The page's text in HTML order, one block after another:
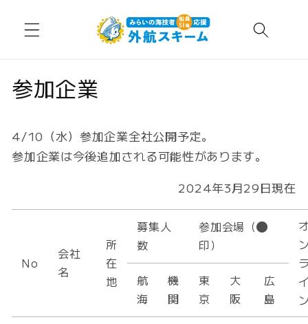
進む
参加企業
4/10（水）参加企業全社公開予定。
参加企業は今後追加される可能性があります。
2024年3月29日現在
No
会社
名
所
在
地
募集人
数
参加会場（
印）
航
海
機
関
東
京
大
阪
広
島